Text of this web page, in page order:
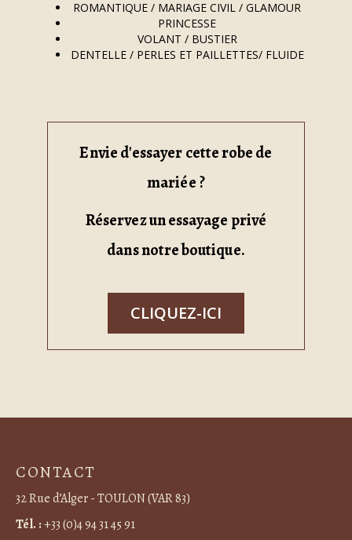
ROMANTIQUE / MARIAGE CIVIL / GLAMOUR
PRINCESSE
VOLANT / BUSTIER
DENTELLE / PERLES ET PAILLETTES/ FLUIDE
Envie d'essayer cette robe de
mariée ?
Réservez un essayage privé
dans notre boutique.
CLIQUEZ-ICI
CONTACT
32 Rue d’Alger - TOULON (VAR 83)
Tél. :+33 (0)4 94 31 45 91